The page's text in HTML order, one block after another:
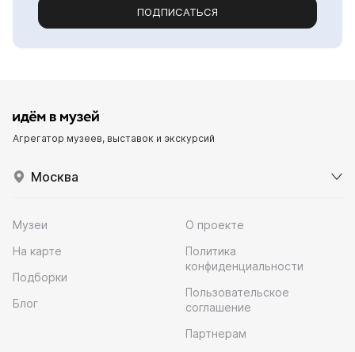
ПОДПИСАТЬСЯ
Агрегатор музеев, выставок и экскурсий
Москва
Музеи
На карте
Подборки
Блог
О проекте
Политика
конфиденциальности
Пользовательское
соглашение
Партнерам